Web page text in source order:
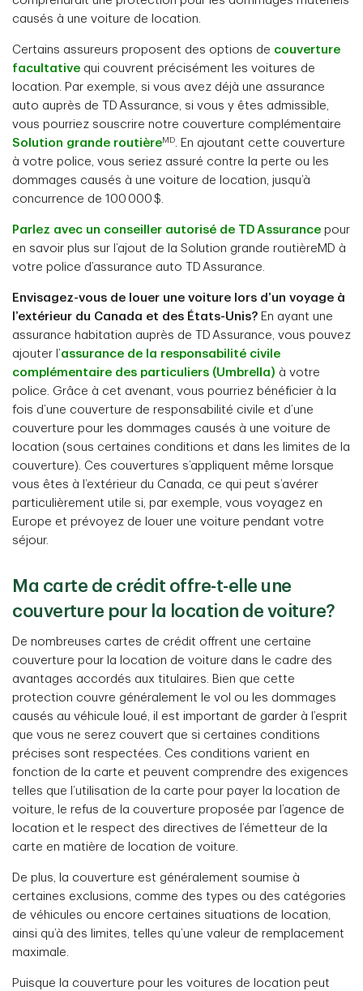
causés à une voiture de location.
Certains assureurs proposent des options de couverture
facultative qui couvrent précisément les voitures de
location. Par exemple, si vous avez déjà une assurance
auto auprès de TD Assurance, si vous y êtes admissible,
vous pourriez souscrire notre couverture complémentaire
Solution grande routièreMD. En ajoutant cette couverture
à votre police, vous seriez assuré contre la perte ou les
dommages causés à une voiture de location, jusqu’à
concurrence de 100 000 $.
Parlez avec un conseiller autorisé de TD Assurance pour
en savoir plus sur l’ajout de la Solution grande routièreMD à
votre police d’assurance auto TD Assurance.
Envisagez-vous de louer une voiture lors d’un voyage à
l’extérieur du Canada et des États-Unis? En ayant une
assurance habitation auprès de TD Assurance, vous pouvez
ajouter l’assurance de la responsabilité civile
complémentaire des particuliers (Umbrella) à votre
police. Grâce à cet avenant, vous pourriez bénéficier à la
fois d’une couverture de responsabilité civile et d’une
couverture pour les dommages causés à une voiture de
location (sous certaines conditions et dans les limites de la
couverture). Ces couvertures s’appliquent même lorsque
vous êtes à l’extérieur du Canada, ce qui peut s’avérer
particulièrement utile si, par exemple, vous voyagez en
Europe et prévoyez de louer une voiture pendant votre
séjour.
Ma carte de crédit offre-t-elle une
couverture pour la location de voiture?
De nombreuses cartes de crédit offrent une certaine
couverture pour la location de voiture dans le cadre des
avantages accordés aux titulaires. Bien que cette
protection couvre généralement le vol ou les dommages
causés au véhicule loué, il est important de garder à l’esprit
que vous ne serez couvert que si certaines conditions
précises sont respectées. Ces conditions varient en
fonction de la carte et peuvent comprendre des exigences
telles que l’utilisation de la carte pour payer la location de
voiture, le refus de la couverture proposée par l’agence de
location et le respect des directives de l’émetteur de la
carte en matière de location de voiture.
De plus, la couverture est généralement soumise à
certaines exclusions, comme des types ou des catégories
de véhicules ou encore certaines situations de location,
ainsi qu’à des limites, telles qu’une valeur de remplacement
maximale.
Puisque la couverture pour les voitures de location peut